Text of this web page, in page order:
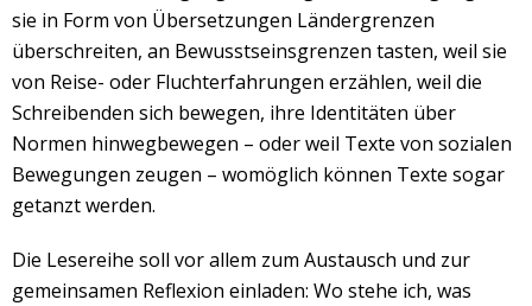
#4696 (no title)
Presse/Newsletter
sie in Form von Übersetzungen Ländergrenzen
überschreiten, an Bewusstseinsgrenzen tasten, weil sie
von Reise- oder Fluchterfahrungen erzählen, weil die
Schreibenden sich bewegen, ihre Identitäten über
Normen hinwegbewegen – oder weil Texte von sozialen
Bewegungen zeugen – womöglich können Texte sogar
getanzt werden.
Die Lesereihe soll vor allem zum Austausch und zur
gemeinsamen Reflexion einladen: Wo stehe ich, was